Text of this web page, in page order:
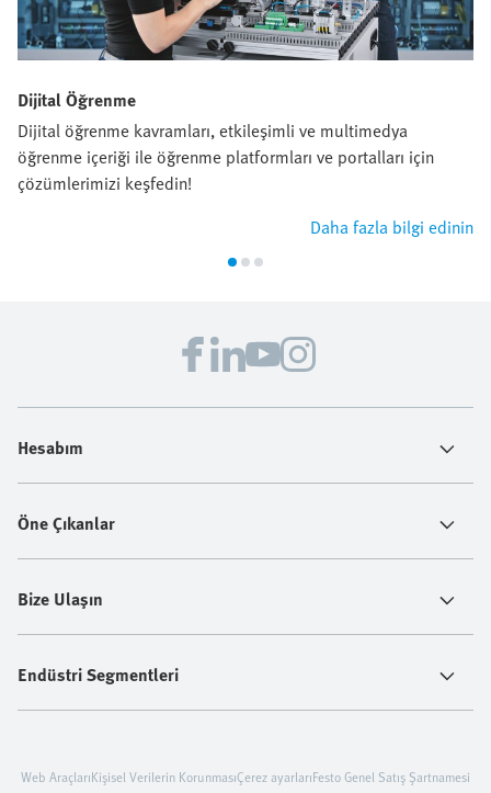
Dijital Öğrenme
Dijital öğrenme kavramları, etkileşimli ve multimedya
öğrenme içeriği ile öğrenme platformları ve portalları için
çözümlerimizi keşfedin!
Daha fazla bilgi edinin
Hesabım
Öne Çıkanlar
Bize Ulaşın
Endüstri Segmentleri
Web AraçlarıKişisel Verilerin KorunmasıÇerez ayarlarıFesto Genel Satış Şartnamesi